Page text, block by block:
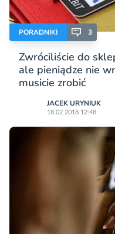
PORADNIKI 3
Zwróciliście do
ale pieniądze nie
musicie zrobić
JACEK URYNIUK
18.02.2018 12:48